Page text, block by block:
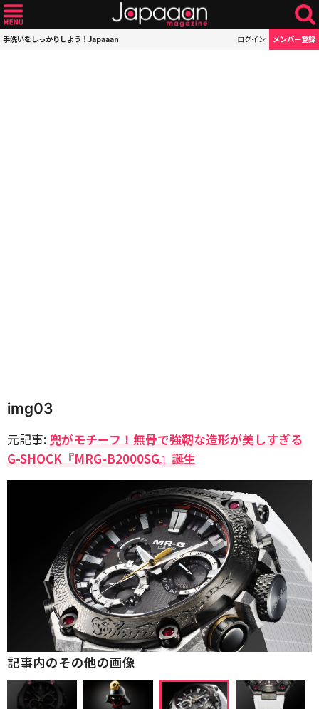
手洗いをしっかりしよう！Japaaan ログイン メンバー登録
img03
元記事: 兜がモチーフ！無骨で強靭な造形が美しすぎる
G-SHOCK『MRG-B2000SG』誕生
記事内のその他の画像